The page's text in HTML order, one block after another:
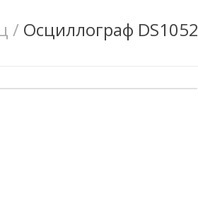
/ Осциллограф